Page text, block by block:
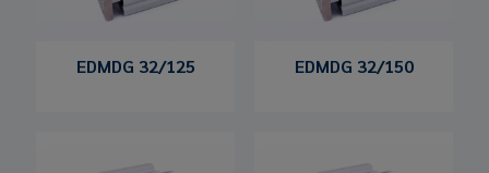
EDMDG 32/125 EDMDG 32/150